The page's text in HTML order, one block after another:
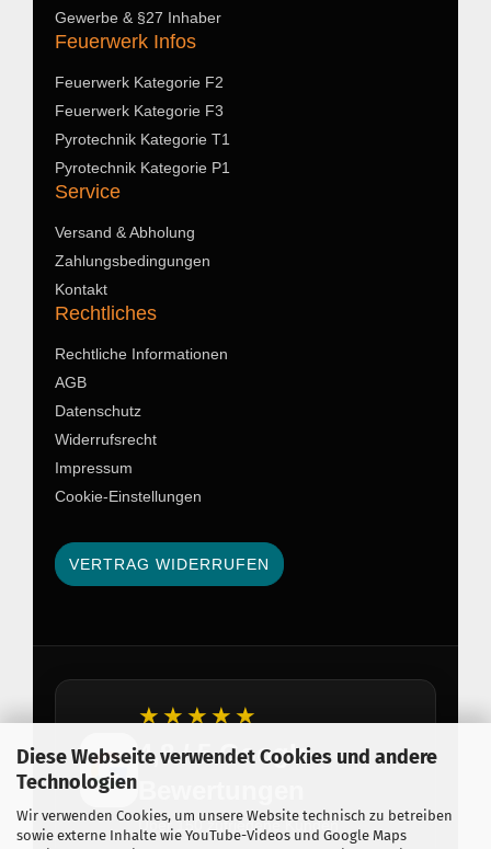
Diese Webseite verwendet Cookies und andere
Technologien
Wir verwenden Cookies, um unsere Website technisch zu betreiben
sowie externe Inhalte wie YouTube-Videos und Google Maps
Gewerbe & §27 Inhaber
Feuerwerk Infos
Feuerwerk Kategorie F2
Feuerwerk Kategorie F3
Pyrotechnik Kategorie T1
Pyrotechnik Kategorie P1
Service
Versand & Abholung
Zahlungsbedingungen
Kontakt
Rechtliches
Rechtliche Informationen
AGB
Datenschutz
Widerrufsrecht
Impressum
Cookie-Einstellungen
VERTRAG WIDERRUFEN
★★★★★
4,8 / 5 Google
Über 150 zufriedene Kunden